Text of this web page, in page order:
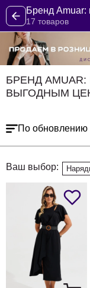
17 товаров
БРЕНД
ВЫГОДНЫМ
По обновлению
Ваш выбор: